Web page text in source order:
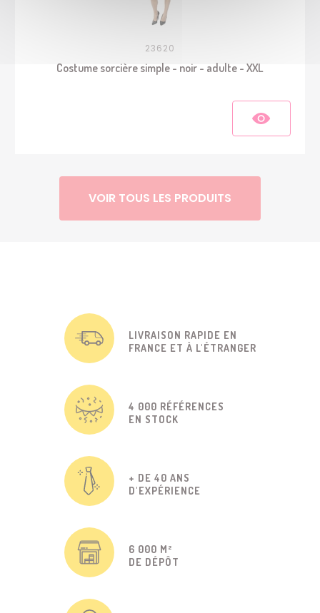
23620
Costume sorcière simple - noir - adulte - XXL
VOIR TOUS LES PRODUITS
LIVRAISON RAPIDE EN
FRANCE ET À L'ÉTRANGER
4 000 RÉFÉRENCES
EN STOCK
+ DE 40 ANS
D'EXPÉRIENCE
6 000 M²
DE DÉPÔT